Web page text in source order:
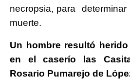
necropsia, para
muerte.
Un hombre resultó
en el caserío las
Rosario Pumarejo de